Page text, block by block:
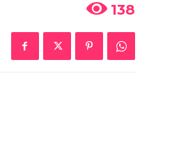
138